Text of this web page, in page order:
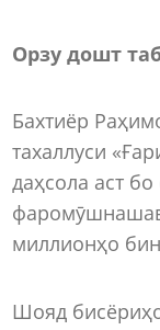
Орзу дошт
Бахтиёр
тахаллуси
даҳсола аст
миллионҳо
Шояд